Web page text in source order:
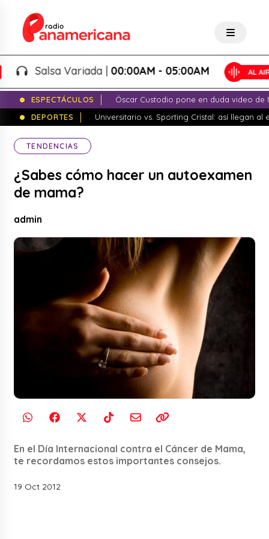
Salsa Variada |00:00AM - 05:00AM
ESPECTÁCULOS
Óscar Custodio pone en duda video de
DEPORTES
Universitario vs. Sporting Cristal: así llegan al
TENDENCIAS
¿Sabes cómo hacer un autoexamen
de mama?
admin
En el Día Internacional contra el Cáncer de Mama,
te recordamos estos importantes consejos.
19 Oct 2012